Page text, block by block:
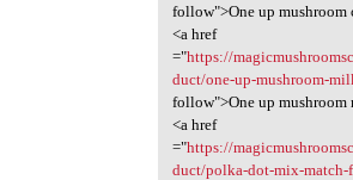
follow">One up mushroom
<a href
="https://
duct/one-up-mushroom-
follow">One up
<a href
="https://
duct/polka-dot-mix-match-